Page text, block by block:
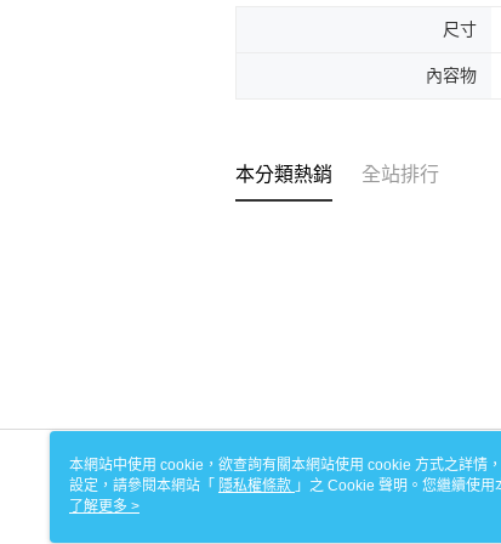
尺寸
內容物
本分類熱銷 全站排行
關於我們
本網站中使用 cookie，欲查詢有關本網站使用 cookie 方式之詳情
設定，請參閱本網站「 隱私權條款 」之 Cookie 聲明。您繼續使
使用 cookie。
了解更多 >